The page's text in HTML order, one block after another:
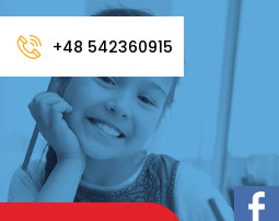
+48 542360915